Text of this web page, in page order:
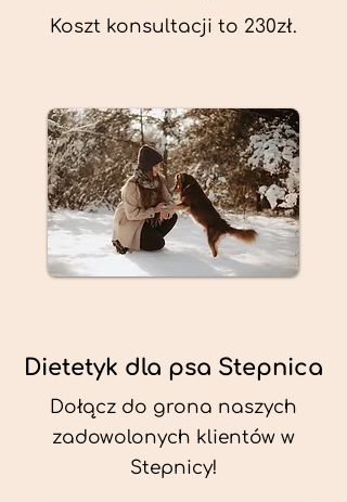
Koszt konsultacji to 230zł.
Dietetyk dla psa Stepnica
Dołącz do grona naszych
zadowolonych klientów w
Stepnicy!